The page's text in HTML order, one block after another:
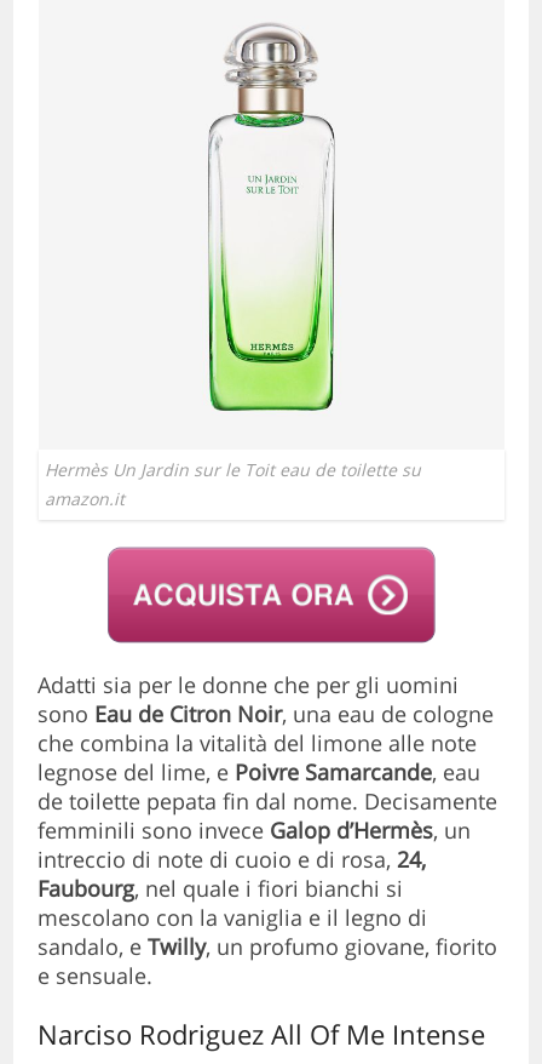
Hermès Un Jardin sur le Toit eau de toilette su
amazon.it
Adatti sia per le donne che per gli uomini
sono Eau de Citron Noir, una eau de cologne
che combina la vitalità del limone alle note
legnose del lime, e Poivre Samarcande, eau
de toilette pepata fin dal nome. Decisamente
femminili sono invece Galop d’Hermès, un
intreccio di note di cuoio e di rosa,24,
Faubourg, nel quale i fiori bianchi si
mescolano con la vaniglia e il legno di
sandalo, eTwilly, un profumo giovane, fiorito
e sensuale.
Narciso Rodriguez All Of Me Intense